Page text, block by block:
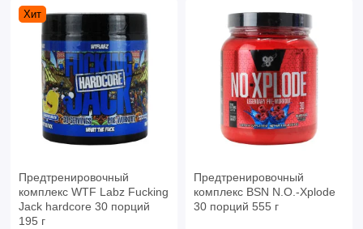
Хит
Предтренировочный
комплекс WTF Labz Fucking
Jack hardcore 30 порций
195 г
Предтренировочный
комплекс BSN N.O.-Xplode
30 порций 555 г